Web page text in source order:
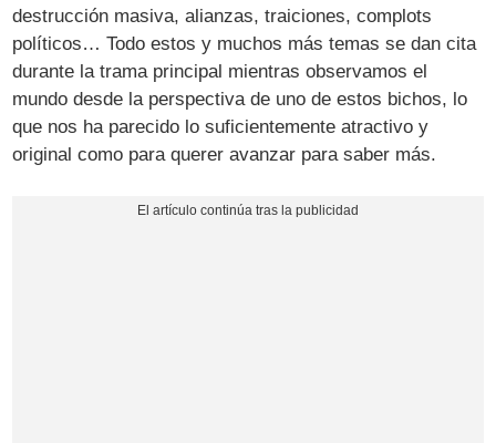
destrucción masiva, alianzas, traiciones, complots
políticos… Todo estos y muchos más temas se dan cita
durante la trama principal mientras observamos el
mundo desde la perspectiva de uno de estos bichos, lo
que nos ha parecido lo suficientemente atractivo y
original como para querer avanzar para saber más.